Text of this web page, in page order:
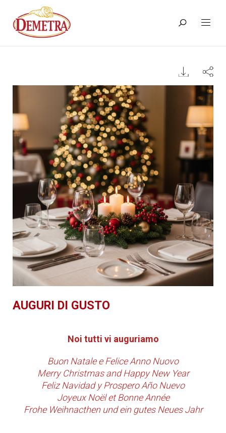
AUGURI DI GUSTO
Noi tutti vi auguriamo
Buon Natale e Felice Anno Nuovo
Merry Christmas and Happy New Year
Feliz Navidad y Prospero Año Nuevo
Joyeux Noël et Bonne Année
Frohe Weihnacthen und ein gutes Neues Jahr